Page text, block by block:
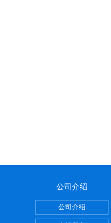
公司介绍
公司介绍